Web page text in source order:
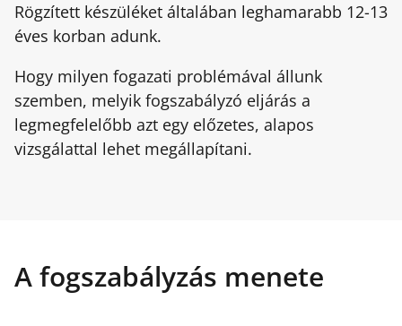
Rögzített készüléket általában leghamarabb 12-13
éves korban adunk.
Hogy milyen fogazati problémával állunk
szemben, melyik fogszabályzó eljárás a
legmegfelelőbb azt egy előzetes, alapos
vizsgálattal lehet megállapítani.
A fogszabályzás menete